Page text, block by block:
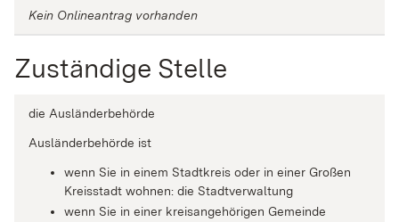
Kein Onlineantrag vorhanden
Zuständige Stelle
die Ausländerbehörde
Ausländerbehörde ist
wenn Sie in einem Stadtkreis oder in einer Großen
Kreisstadt wohnen: die Stadtverwaltung
wenn Sie in einer kreisangehörigen Gemeinde